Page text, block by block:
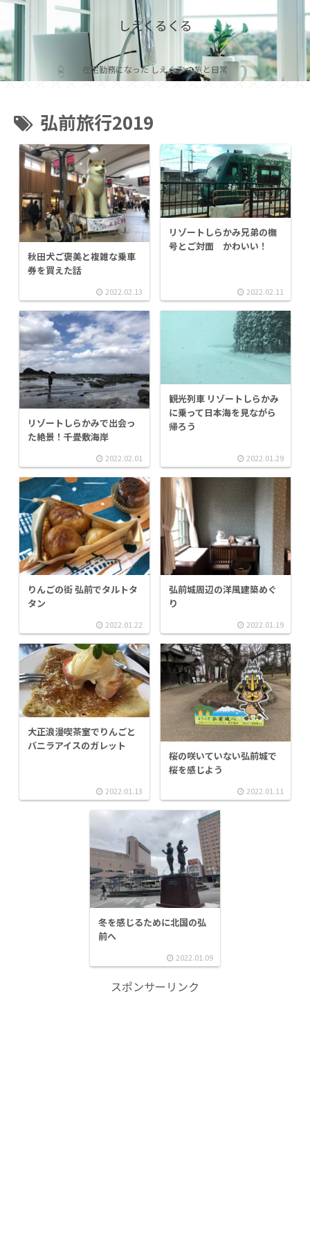
しえくるくる
在宅勤務になった しえくる の旅と日常
弘前旅行2019
秋田犬ご褒美と複雑な乗車
券を買えた話
2022.02.13
リゾートしらかみ兄弟の橅
号とご対面 かわいい！
2022.02.11
リゾートしらかみで出会っ
た絶景！千畳敷海岸
2022.02.01
観光列車 リゾートしらかみ
に乗って日本海を見ながら
帰ろう
2022.01.29
りんごの街 弘前でタルトタ
タン
2022.01.22
弘前城周辺の洋風建築めぐ
り
2022.01.19
大正浪漫喫茶室でりんごと
バニラアイスのガレット
2022.01.13
桜の咲いていない弘前城で
桜を感じよう
2022.01.11
冬を感じるために北国の弘
前へ
2022.01.09
スポンサーリンク